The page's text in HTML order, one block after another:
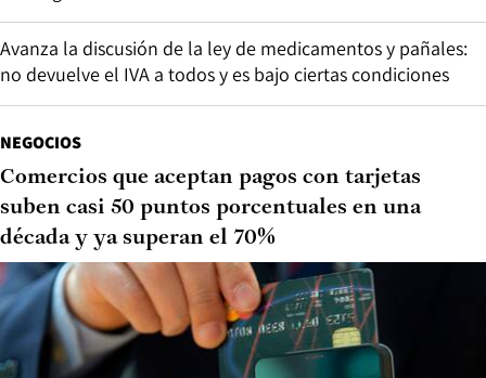
Avanza la discusión de la ley de medicamentos y pañales:
no devuelve el IVA a todos y es bajo ciertas condiciones
NEGOCIOS
Comercios que aceptan pagos con tarjetas
suben casi 50 puntos porcentuales en una
década y ya superan el 70%